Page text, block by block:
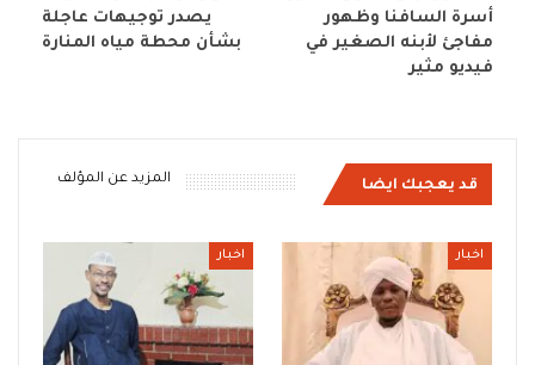
أسرة السافنا وظهور
مفاجئ لأبنه الصغير في
فيديو مثير
يصدر توجيهات عاجلة
بشأن محطة مياه المنارة
قد يعجبك ايضا المزيد عن المؤلف
اخبار اخبار